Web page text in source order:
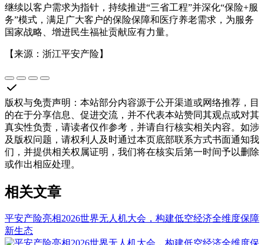
继续以客户需求为指针，持续推进“三省工程”并深化“保险+服
务”模式，满足广大客户的保险保障和医疗养老需求，为服务
国家战略、增进民生福祉贡献应有力量。
【来源：浙江平安产险】
版权与免责声明 ： 本站部分内容源于公开渠道或网络推荐，目
的在于分享信息、促进交流，并不代表本站赞同其观点或对其
真实性负责，请读者仅作参考，并请自行核实相关内容。如涉
及版权问题，请权利人及时通过本页底部联系方式书面通知我
们，并提供相关权属证明，我们将在核实后第一时间予以删除
或作出相应处理。
相关文章
平安产险亮相2026世界无人机大会，构建低空经济全维度保障
新生态